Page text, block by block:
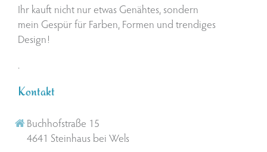
Ihr kauft nicht nur etwas Genähtes, sondern
mein Gespür für Farben, Formen und trendiges
Design!
.
Kontakt
Buchhofstraße 15
4641 Steinhaus bei Wels